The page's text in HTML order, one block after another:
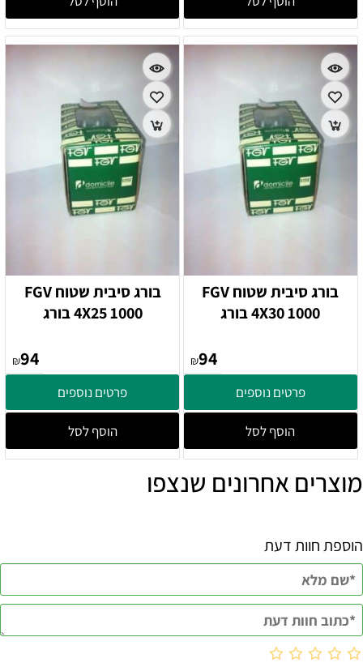
בורג סיבית שטוח FGV
4X30 1000 בורג
₪94
פרטים נוספים
הוסף לסל
בורג סיבית שטוח FGV
4X25 1000 בורג
₪94
פרטים נוספים
הוסף לסל
מוצרים אחרונים שנצפו
הוספת חוות דעת